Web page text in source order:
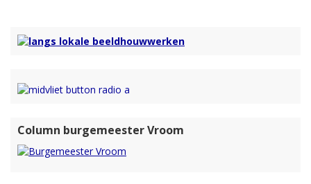
Column burgemeester Vroom